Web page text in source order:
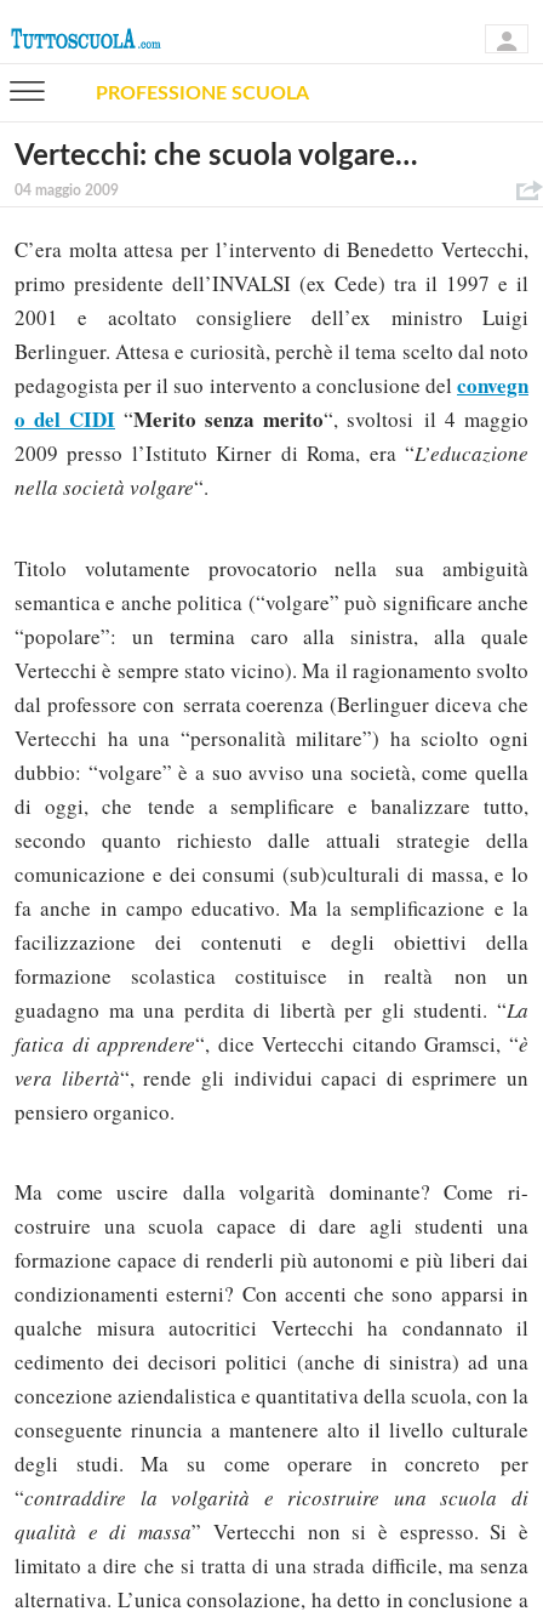
PROFESSIONE SCUOLA
Vertecchi: che scuola volgare…
04 maggio 2009
C’era molta attesa per l’intervento di Benedetto Vertecchi,
primo presidente dell’INVALSI (ex Cede) tra il 1997 e il
2001 e acoltato consigliere dell’ex ministro Luigi
Berlinguer. Attesa e curiosità, perchè il tema scelto dal noto
pedagogista per il suo intervento a conclusione del convegn
o del CIDI “Merito senza merito“, svoltosi il 4 maggio
2009 presso l’Istituto Kirner di Roma, era “L’educazione
nella società volgare“.
Titolo volutamente provocatorio nella sua ambiguità
semantica e anche politica (“volgare” può significare anche
“popolare”: un termina caro alla sinistra, alla quale
Vertecchi è sempre stato vicino). Ma il ragionamento svolto
dal professore con serrata coerenza (Berlinguer diceva che
Vertecchi ha una “personalità militare”) ha sciolto ogni
dubbio: “volgare” è a suo avviso una società, come quella
di oggi, che tende a semplificare e banalizzare tutto,
secondo quanto richiesto dalle attuali strategie della
comunicazione e dei consumi (sub)culturali di massa, e lo
fa anche in campo educativo. Ma la semplificazione e la
facilizzazione dei contenuti e degli obiettivi della
formazione scolastica costituisce in realtà non un
guadagno ma una perdita di libertà per gli studenti. “La
fatica di apprendere“, dice Vertecchi citando Gramsci, “è
vera libertà“, rende gli individui capaci di esprimere un
pensiero organico.
Ma come uscire dalla volgarità dominante? Come ri-
costruire una scuola capace di dare agli studenti una
formazione capace di renderli più autonomi e più liberi dai
condizionamenti esterni? Con accenti che sono apparsi in
qualche misura autocritici Vertecchi ha condannato il
cedimento dei decisori politici (anche di sinistra) ad una
concezione aziendalistica e quantitativa della scuola, con la
conseguente rinuncia a mantenere alto il livello culturale
degli studi. Ma su come operare in concreto per
“contraddire la volgarità e ricostruire una scuola di
qualità e di massa” Vertecchi non si è espresso. Si è
limitato a dire che si tratta di una strada difficile, ma senza
alternativa. L’unica consolazione, ha detto in conclusione a